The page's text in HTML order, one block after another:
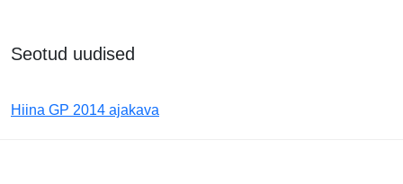
Seotud uudised
Hiina GP 2014 ajakava